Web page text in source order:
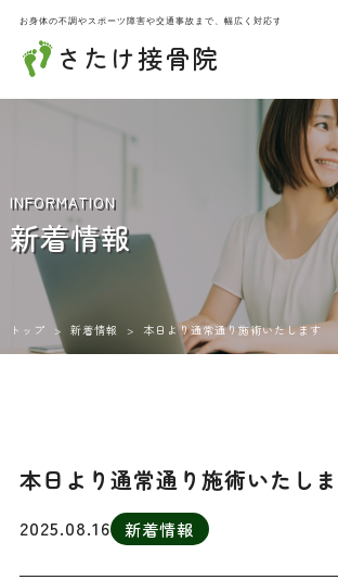
お身体の不調やスポーツ障害や交通事故まで、幅広く対応する名古屋市
さたけ接骨院
INFORMATION
新着情報
トップ > 新着情報 > 本日より通常通り施術いたします
本日より通常通り施術いたし
2025.08.16 新着情報